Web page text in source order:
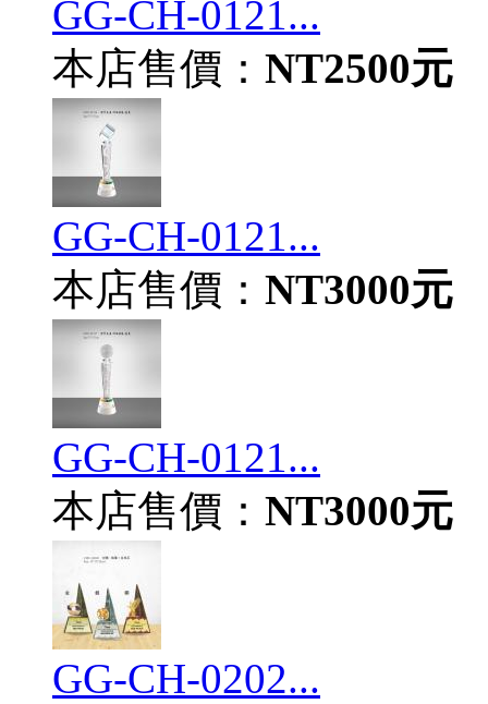
GG-CH-0121...
本店售價： NT2500元
GG-CH-0121...
本店售價： NT3000元
GG-CH-0121...
本店售價： NT3000元
GG-CH-0202...